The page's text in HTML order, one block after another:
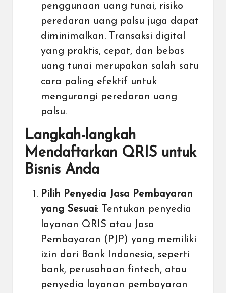
penggunaan uang tunai, risiko
peredaran uang palsu juga dapat
diminimalkan. Transaksi digital
yang praktis, cepat, dan bebas
uang tunai merupakan salah satu
cara paling efektif untuk
mengurangi peredaran uang
palsu.
Langkah-langkah
Mendaftarkan QRIS untuk
Bisnis Anda
Pilih Penyedia Jasa Pembayaran
yang Sesuai: Tentukan penyedia
layanan QRIS atau Jasa
Pembayaran (PJP) yang memiliki
izin dari Bank Indonesia, seperti
bank, perusahaan fintech, atau
penyedia layanan pembayaran